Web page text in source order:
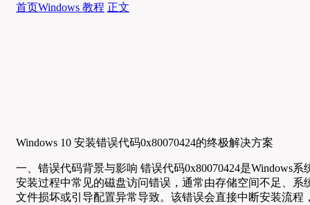
首页Windows 教程 正文
Windows 10 安装错误代码0x80070424的终极解决方案
一、错误代码背景与影响 错误代码0x80070424是Windows系
安装过程中常见的磁盘访问错误，通常由存储空间不足、系
文件损坏或引导配置异常导致。该错误会直接中断安装流程